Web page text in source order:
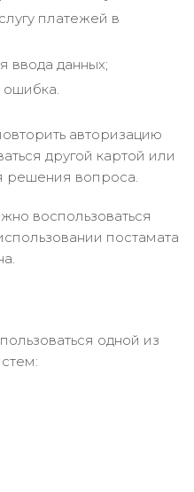
платежей в
ввода данных;
ошибка.
авторизацию
другой картой или
решения вопроса.
воспользоваться
постамата
одной из